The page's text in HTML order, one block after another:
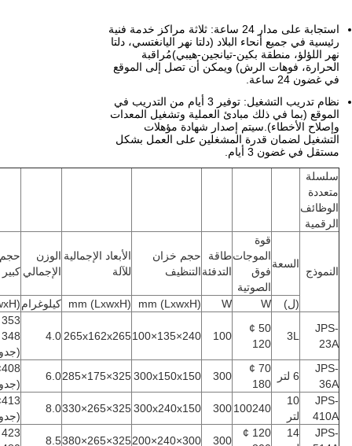
استجابة على مدار 24 ساعة: ثلاثة مراكز خدمة فنية
رئيسية في جميع أنحاء البلاد (دلتا نهر اليانغتسي، دلتا
نهر اللؤلؤ، منطقة بكين-تيانجين-هيبي)مُراقبة
الحرارة، فوهات الرش) ويمكن أن تصل إلى الموقع
في غضون 24 ساعة.
نظام تدريب التشغيل: توفير 3 أيام من التدريب في
الموقع (بما في ذلك مبادئ العملية وتشغيل المعدات
وإصلاح الأخطاء).سيتم إصدار شهادة مؤهلات
التشغيل لضمان قدرة المشغلين على العمل بشكل
مستقل في غضون 3 أيام.
سلسلة
متعددة
الوظائف
الرقمية
النموذج
السعة
قوة
الموجات
فوق
الصوتية
طاقة
التدفئة
حجم خزان
التنظيف
الأبعاد الإجمالية
للآلة
الوزن
الإجمالي كبير
(ل) W
W
(LxwxH) mm
(LxwxH) mm كيلوغرام(LxwxH) mm
JPS-
23A
3L
50 ¢
120
100
240×135×100
265x162x265
4.0
348
JPS-
36A
6 لتر
70 ¢
180
300
300x150x150
325×175×285
6.0
408×273×370
JPS-
410A
10
لتر
100240
300
300x240x150
325×265×330
8.0
413×363×428
JPS-
14
120 ¢
300
300×240×200
325×265×380
8.5